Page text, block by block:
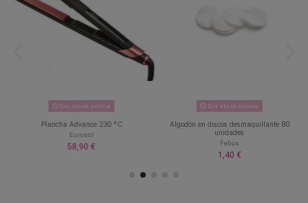
Sin stock online
Plancha Advance 230 ºC
Eurostil
58,90 €
Sin stock online
Algodón en discos desmaquillante 80
unidades
Febus
1,40 €